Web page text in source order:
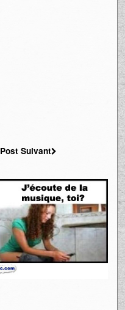
Post Suivant